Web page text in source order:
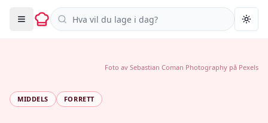
Søk i oppskrifter
MIDDELS FORRETT
Foto av Sebastian Coman Photography på Pexels